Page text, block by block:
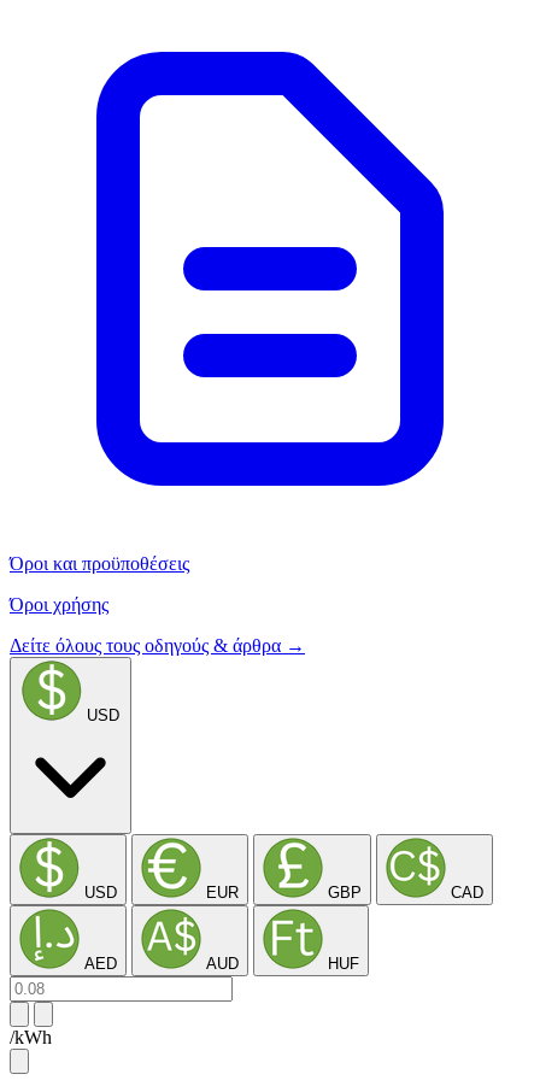
Όροι και προϋποθέσεις
Όροι χρήσης
Δείτε όλους τους οδηγούς & άρθρα →
USD
USD EUR GBP CAD
AED AUD HUF
/kWh